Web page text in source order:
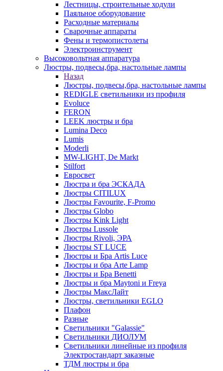
Лестницы, строительные ходули
Паяльное оборудование
Расходные материалы
Сварочные аппараты
Фены и термопистолеты
Электроинструмент
Высоковольтная аппаратура
Люстры, подвесы,бра, настольные лампы
Назад
Люстры, подвесы,бра, настольные лампы
REDIGLE светильники из профиля
Evoluce
FERON
LEEK люстры и бра
Lumina Deco
Lumis
Moderli
MW-LIGHT, De Markt
Stilfort
Евросвет
Люстра и бра ЭСКАДА
Люстры CITILUX
Люстры Favourite, F-Promo
Люстры Globo
Люстры Kink Light
Люстры Lussole
Люстры Rivoli, ЭРА
Люстры ST LUCE
Люстры и Бра Artis Luce
Люстры и бра Arte Lamp
Люстры и Бра Benetti
Люстры и бра Maytoni и Freya
Люстры МаксЛайт
Люстры, светильники EGLO
Плафон
Разные
Светильники "Galassie"
Светильники ДИОЛУМ
Светильники линейные из профиля
Электростандарт заказные
ТДМ люстры и бра